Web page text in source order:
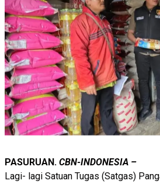
PASURUAN. CBN-INDONESIA –
Lagi- lagi Satuan Tugas (Satgas)